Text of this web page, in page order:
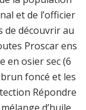
et de l’officier
de découvrir au
Proscar ens
en osier sec (6
foncé et les
Répondre